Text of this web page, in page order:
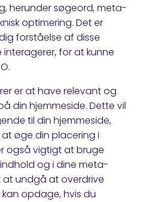
herunder søgeord, meta-
optimering. Det er
forståelse af disse
for at kunne
er at have relevant og
din hjemmeside. Dette vil
til din hjemmeside,
øge din placering i
også vigtigt at bruge
og i dine meta-
undgå at overdrive
opdage, hvis du